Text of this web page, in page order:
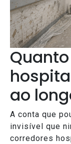
ao
A conta que
invisível que
corredores